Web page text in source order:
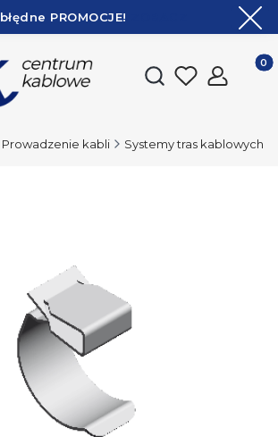
PROMOCJE!
Otwórz
Prowadzenie kabli Systemy tras kablowych